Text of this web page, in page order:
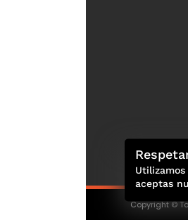
Copyright ©
aceptas